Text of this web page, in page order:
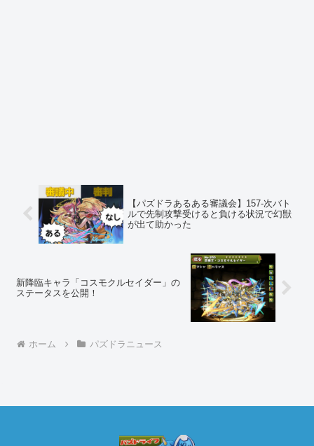
【パズドラあるある審議会】157-次バト
ルで先制攻撃受けると負ける状況で幻獣
が出て助かった
新降臨キャラ「コスモクルセイダー」の
ステータスを公開！
ホーム パズドラニュース